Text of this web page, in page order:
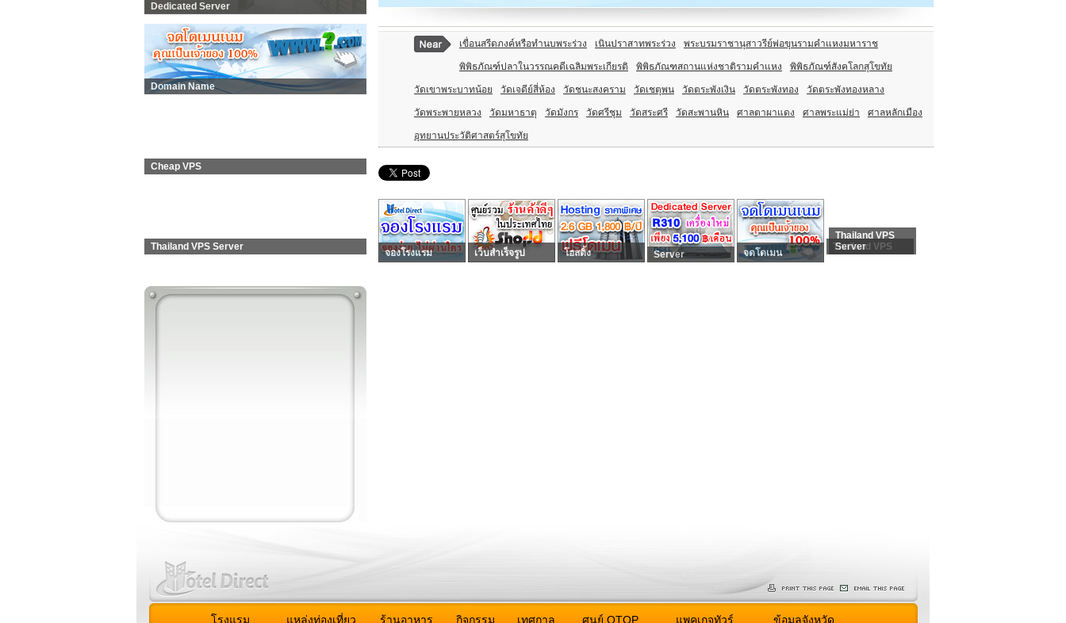
Dedicated Server
Domain Name
Cheap VPS
Thailand VPS Server
เขื่อนสรีดภงค์หรือทำนบพระร่วง เนินปราสาทพระร่วง พระบรมราชานุสาวรีย์พ่อขุนรามคำแหงมหาราช
พิพิธภัณฑ์ปลาในวรรณคดีเฉลิมพระเกียรติ พิพิธภัณฑสถานแห่งชาติรามคำแหง พิพิธภัณฑ์สังคโลกสุโขทัย
วัดเขาพระบาทน้อย วัดเจดีย์สี่ห้อง วัดชนะสงคราม วัดเชตุพน วัดตระพังเงิน วัดตระพังทอง วัดตระพังทองหลาง
วัดพระพายหลวง วัดมหาธาตุ วัดมังกร วัดศรีชุม วัดสระศรี วัดสะพานหิน ศาลตาผาแดง ศาลพระแม่ย่า ศาลหลักเมือง
อุทยานประวัติศาสตร์สุโขทัย
จองโรงแรม เว็บสำเร็จรูป โฮสติ้ง Server จดโดเมน
Thailand VPS
Thailand VPS
Server
โรงแรม แหล่งท่องเที่ยว ร้านอาหาร กิจกรรม เทศกาล ศูนย์ OTOP แพคเกจทัวร์ ข้อมูลจังหวัด